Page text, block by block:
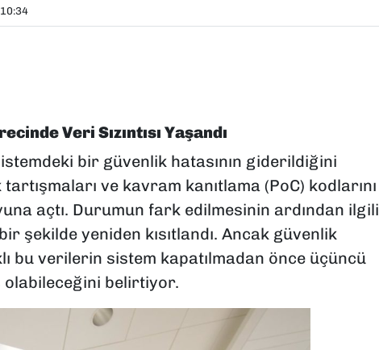
Veri Sızıntısı Yaşandı
bir güvenlik hatasının giderildiğini
ve kavram kanıtlama (PoC) kodlarını
açtı. Durumun fark edilmesinin ardından ilgili
şekilde yeniden kısıtlandı. Ancak güvenlik
bu verilerin sistem kapatılmadan önce üçüncü
belirtiyor.